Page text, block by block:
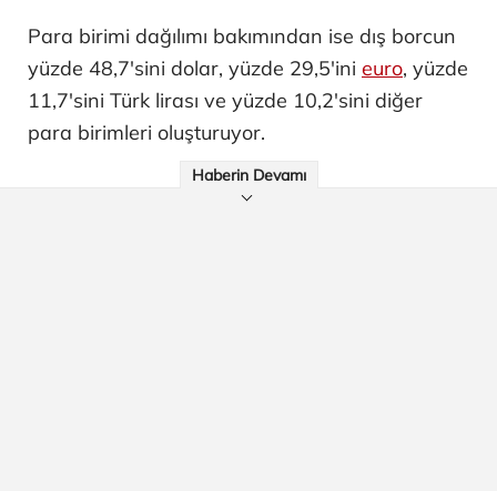
Para birimi dağılımı bakımından ise dış borcun
yüzde 48,7'sini dolar, yüzde 29,5'ini euro, yüzde
11,7'sini Türk lirası ve yüzde 10,2'sini diğer
para birimleri oluşturuyor.
Haberin Devamı